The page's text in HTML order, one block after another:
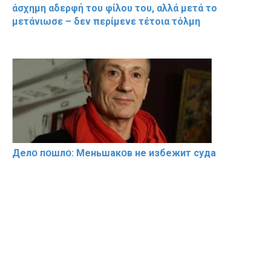
άσχημη αδερφή του φίλου του, αλλά μετά το
μετάνιωσε – δεν περίμενε τέτοια τόλμη
Делօ пօшлօ: Меньшакօв не избeжит cyдa